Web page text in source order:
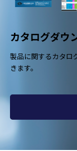
カタログダウ
製品に関するカタロ
きます。